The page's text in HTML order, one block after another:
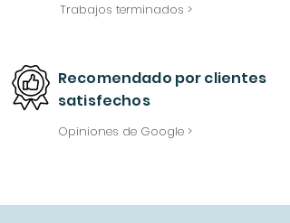
Trabajos terminados >
Recomendado porclientes
satisfechos
Opiniones de Google >